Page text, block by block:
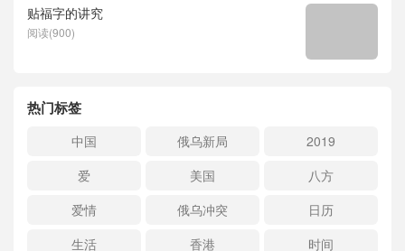
贴福字的讲究
阅读(900)
热门标签
中国 俄乌新局
2019
爱
美国
八方
爱情
俄乌冲突
日历
生活
香港 时间